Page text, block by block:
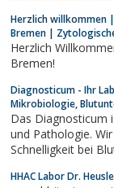
Herzlich willkommen
Bremen |
Herzlich
Bremen!
Diagnosticum - Ihr
Mikrobiologie,
Das Diagnosticum
und Pathologie.
Schnelligkeit bei Blutanalyse,
HHAC Labor Dr.